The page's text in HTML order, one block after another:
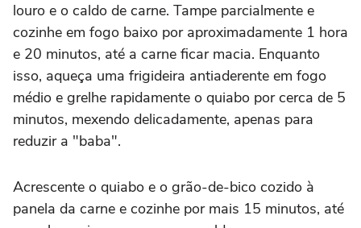
louro e o caldo de carne. Tampe parcialmente e
cozinhe em fogo baixo por aproximadamente 1 hora
e 20 minutos, até a carne ficar macia. Enquanto
isso, aqueça uma frigideira antiaderente em fogo
médio e grelhe rapidamente o quiabo por cerca de 5
minutos, mexendo delicadamente, apenas para
reduzir a "baba".
Acrescente o quiabo e o grão-de-bico cozido à
panela da carne e cozinhe por mais 15 minutos, até